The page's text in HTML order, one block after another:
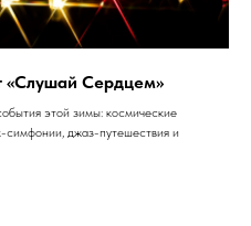
«Слушай Сердцем»
этой зимы: космические
симфонии, джаз-путешествия и